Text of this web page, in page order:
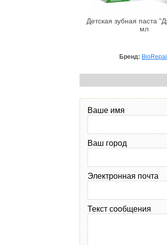
Детская зубная паста
мл
Бренд:
Ваше имя
Ваш город
Электронная почта
Текст сообщения